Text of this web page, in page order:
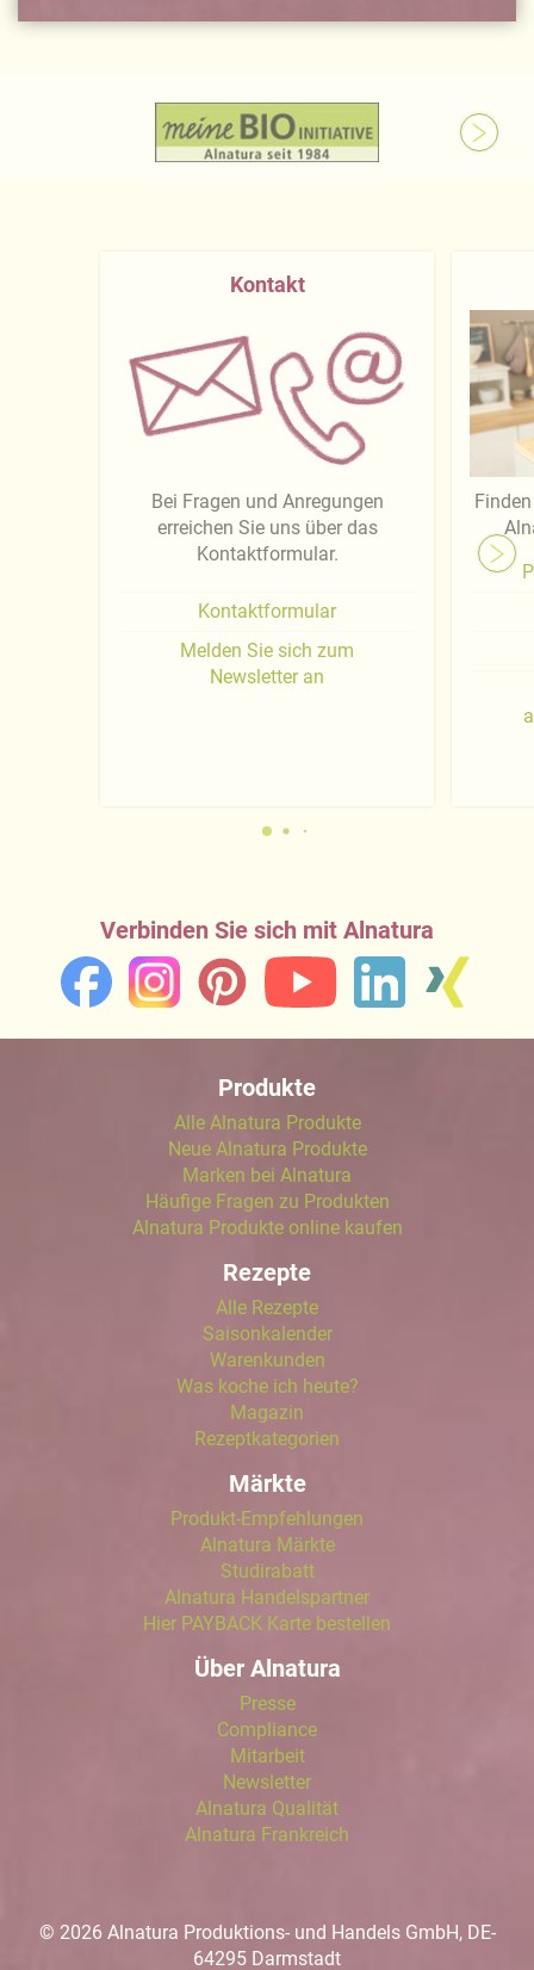
Kontakt
Bei Fragen und Anregungen
erreichen Sie uns über das
Kontaktformular.
Kontaktformular
Melden Sie sich zum
Newsletter an
Verbinden Sie sich mit Alnatura
Produkte
Alle Alnatura Produkte
Neue Alnatura Produkte
Marken bei Alnatura
Häufige Fragen zu Produkten
Alnatura Produkte online kaufen
Rezepte
Alle Rezepte
Saisonkalender
Warenkunden
Was koche ich heute?
Magazin
Rezeptkategorien
Märkte
Produkt-Empfehlungen
Alnatura Märkte
Studirabatt
Alnatura Handelspartner
Hier PAYBACK Karte bestellen
Über Alnatura
Presse
Compliance
Mitarbeit
Newsletter
Alnatura Qualität
Alnatura Frankreich
© 2026 Alnatura Produktions- und Handels GmbH, DE-
64295 Darmstadt